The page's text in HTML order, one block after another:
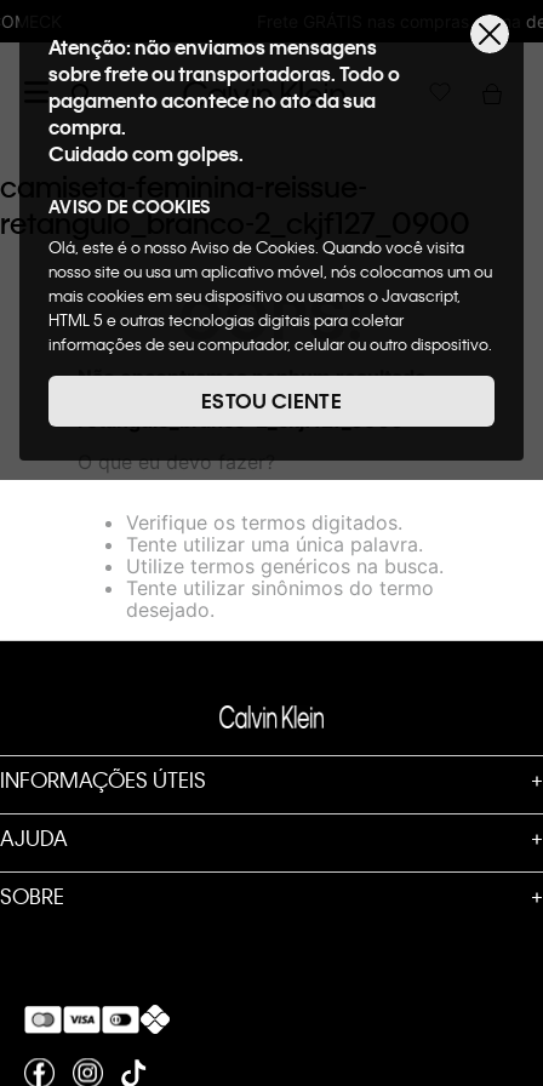
Frete GRÁTIS nas compras acima de R$600
Atenção: não enviamos mensagens
sobre frete ou transportadoras. Todo o
pagamento acontece no ato da sua
compra.
Cuidado com golpes.
AVISO DE COOKIES
Olá, este é o nosso Aviso de Cookies. Quando você visita
nosso site ou usa um aplicativo móvel, nós colocamos um ou
mais cookies em seu dispositivo ou usamos o Javascript,
HTML 5 e outras tecnologias digitais para coletar
informações de seu computador, celular ou outro dispositivo.
de cookies, informaremos quais cookies usaremos e quais
suas funções. A forma como processamos os dados
nosso Aviso de Privacidade. Quando você visita nosso site,
fornecer a você toda a funcionalidade do site, incluindo,
entre outros, a capacidade de comprar um item em nossa
loja virtual. Para maiores informações sobre o nosso aviso de
Cookies acesse o link.
ESTOU CIENTE
camiseta-feminina-reissue-
retangulo_branco-2_ckjf127_0900
OOPS!
Não encontramos nenhum resultado
camiseta-feminina-reissue-
retangulo_branco-2_ckjf127_0900"
O que eu devo fazer?
Verifique os termos digitados.
Tente utilizar uma única palavra.
Utilize termos genéricos na busca.
Tente utilizar sinônimos do termo
desejado.
INFORMAÇÕES ÚTEIS +
AJUDA +
SOBRE +